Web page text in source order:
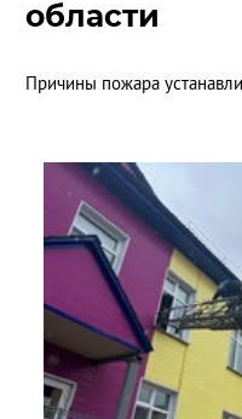
области
Причины пожара